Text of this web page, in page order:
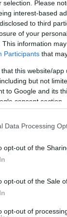
selection. Please
interest-based
to third
of your
This information
Participants that
that this website/
but not
to Google and its
consent section.
Data Processing
opt-out of the
opt-out of the Sale
opt-out of
γιος με την
σε σοβαρή
και ο
στην
έρχεται από
μάχη με
Ιωάννη
του Βασίλη
από την ζωή και
από την
από κορωνοϊό
Το